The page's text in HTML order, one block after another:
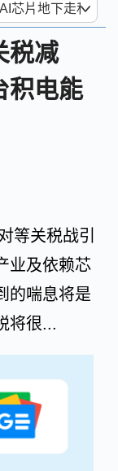
税减
电能
等关税战引
业及依赖芯
的喘息将是
将很...